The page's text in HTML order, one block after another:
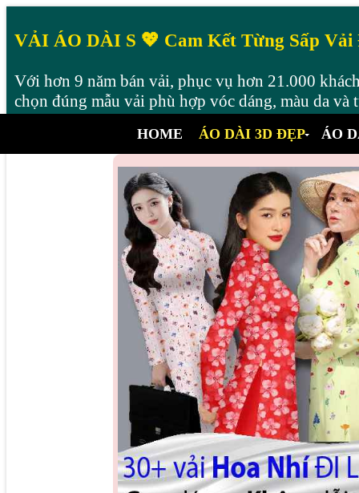
VẢI ÁO DÀI S 💖 Cam Kết Từng Sấp
Với hơn 9 năm bán vải, phục vụ hơn 21.000
chọn đúng mẫu vải phù hợp vóc dáng, màu da
HOME ÁO DÀI 3D ĐẸP ÁO